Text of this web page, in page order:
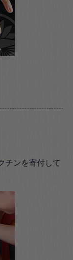
チンを寄付して